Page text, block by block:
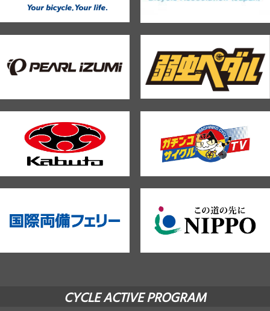
CYCLE ACTIVE PROGRAM